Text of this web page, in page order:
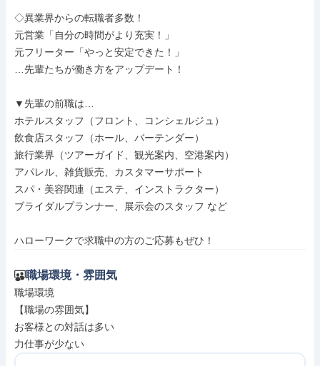
◇異業界からの転職者多数！
元営業「自分の時間がより充実！」
元フリーター「やっと安定できた！」
…先輩たちが働き方をアップデート！
▼先輩の前職は…
ホテルスタッフ（フロント、コンシェルジュ）
飲食店スタッフ（ホール、バーテンダー）
旅行業界（ツアーガイド、観光案内、空港案内）
アパレル、雑貨販売、カスタマーサポート
スパ・美容関連（エステ、インストラクター）
ブライダルプランナー、展示会のスタッフ など
ハローワークで求職中の方のご応募もぜひ！
職場環境・雰囲気
職場環境
【職場の雰囲気】
お客様との対話は多い
力仕事が少ない